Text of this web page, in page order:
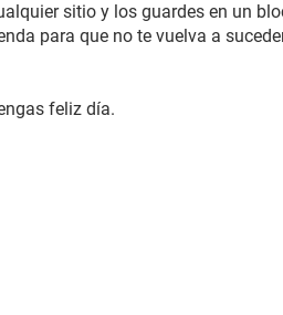
sitio y los guardes en un
para que no te vuelva a
feliz día.